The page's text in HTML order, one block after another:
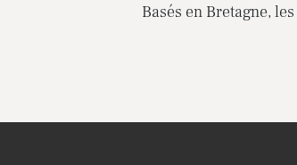
Basés en Bretagne,